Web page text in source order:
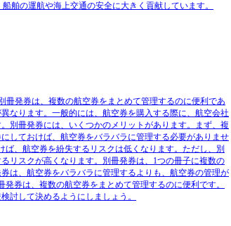
舶の運航や海上交通の安全に大きく貢献しています。
発券は、複数の航空券をまとめて管理するのに便利であ
なります。一般的には、航空券を購入する際に、航空会社
別冊発券には、いくつかのメリットがあります。まず、複
しておけば、航空券をバラバラに管理する必要がありませ
、航空券を紛失するリスクは低くなります。ただし、別
リスクが高くなります。別冊発券は、1つの冊子に複数の
は、航空券をバラバラに管理するよりも、航空券の管理が
券は、複数の航空券をまとめて管理するのに便利です。
討して決めるようにしましょう。